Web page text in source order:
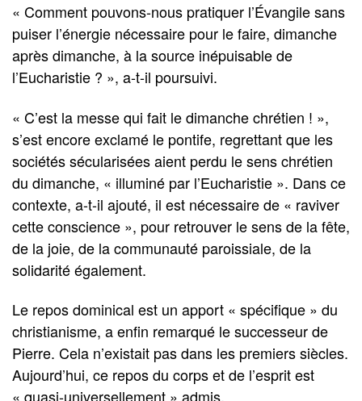
« Comment pouvons-nous pratiquer l’Évangile sans
puiser l’énergie nécessaire pour le faire, dimanche
après dimanche, à la source inépuisable de
l’Eucharistie ? », a-t-il poursuivi.
« C’est la messe qui fait le dimanche chrétien ! »,
s’est encore exclamé le pontife, regrettant que les
sociétés sécularisées aient perdu le sens chrétien
du dimanche, « illuminé par l’Eucharistie ». Dans ce
contexte, a-t-il ajouté, il est nécessaire de « raviver
cette conscience », pour retrouver le sens de la fête,
de la joie, de la communauté paroissiale, de la
solidarité également.
Le repos dominical est un apport « spécifique » du
christianisme, a enfin remarqué le successeur de
Pierre. Cela n’existait pas dans les premiers siècles.
Aujourd’hui, ce repos du corps et de l’esprit est
« quasi-universellement » admis.